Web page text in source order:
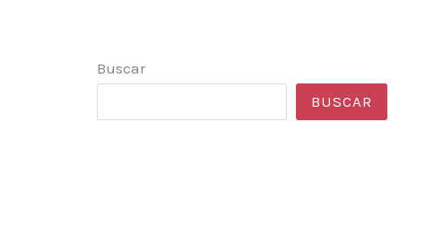
Buscar
BUSCAR